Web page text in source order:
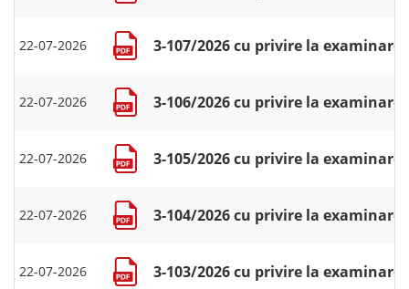
22-07-2026 3-107/2026 cu privire la
22-07-2026 3-106/2026 cu privire la
22-07-2026 3-105/2026 cu privire la
22-07-2026 3-104/2026 cu privire la
22-07-2026 3-103/2026 cu privire la